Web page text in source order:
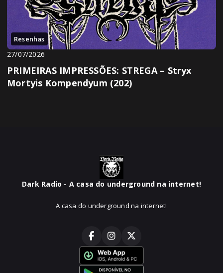
Resenhas
27/07/2026
PRIMEIRAS IMPRESSÕES: STREGA – Stryx
Mortyis Kompendyum (202)
Dark Radio - A casa do underground na internet!
A casa do underground na internet!